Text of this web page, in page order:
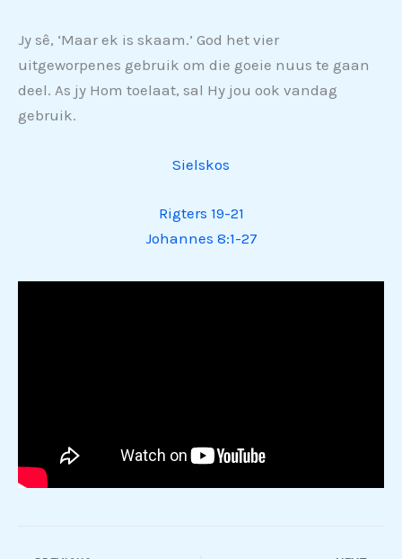
Jy sê, ‘Maar ek is skaam.’ God het vier
uitgeworpenes gebruik om die goeie nuus te gaan
deel. As jy Hom toelaat, sal Hy jou ook vandag
gebruik.
Sielskos
Rigters 19-21
Johannes 8:1-27